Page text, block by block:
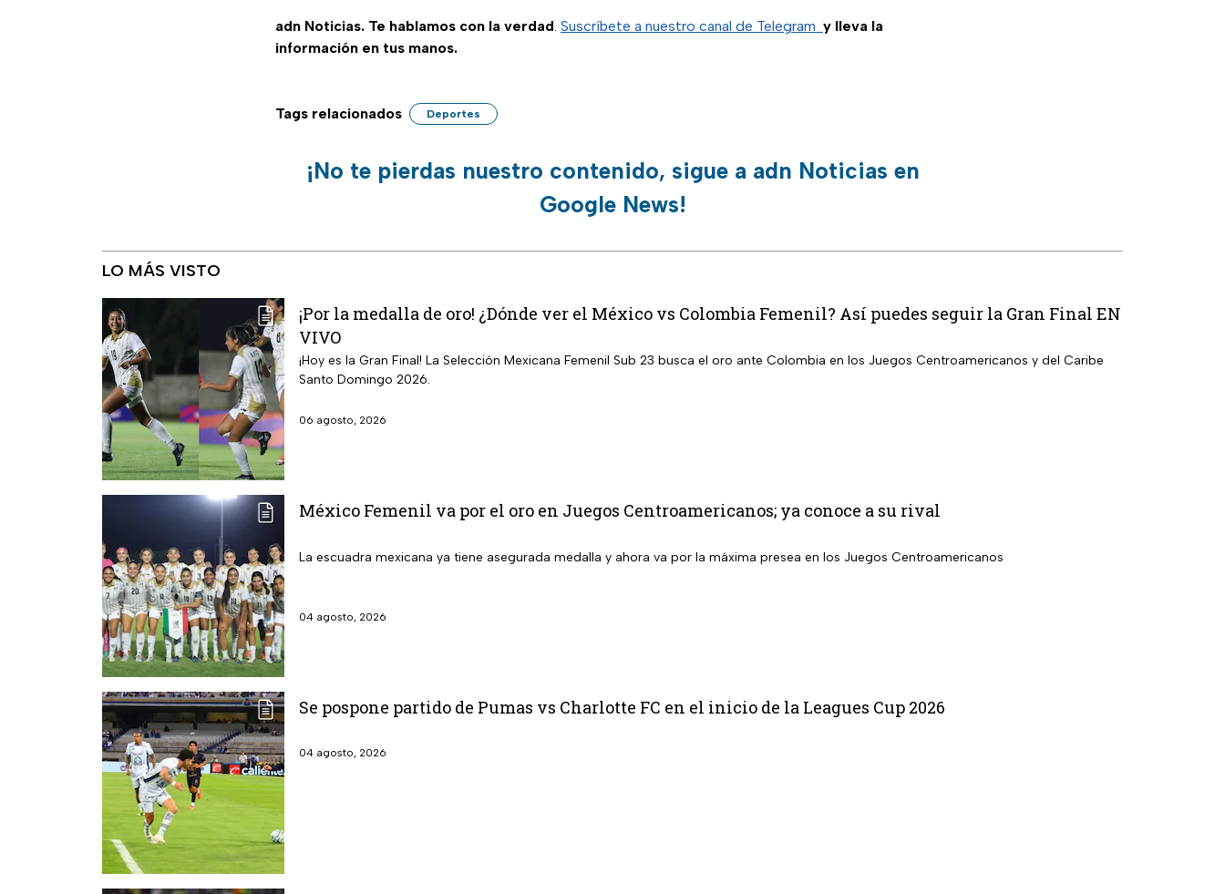
adn Noticias. Te hablamos con la verdad. Suscríbete a nuestro canal de Telegram y lleva la
información en tus manos.
Tags relacionados Deportes
¡No te pierdas nuestro contenido, sigue a adn Noticias en
Google News!
LO MÁS VISTO
¡Por la medalla de oro! ¿Dónde ver el México vs Colombia Femenil? Así puedes seguir la Gran Final EN
VIVO
¡Hoy es la Gran Final! La Selección Mexicana Femenil Sub 23 busca el oro ante Colombia en los Juegos Centroamericanos y del Caribe
Santo Domingo 2026.
06 agosto, 2026
México Femenil va por el oro en Juegos Centroamericanos; ya conoce a su rival
La escuadra mexicana ya tiene asegurada medalla y ahora va por la máxima presea en los Juegos Centroamericanos
04 agosto, 2026
Se pospone partido de Pumas vs Charlotte FC en el inicio de la Leagues Cup 2026
04 agosto, 2026